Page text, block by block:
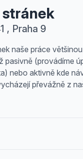
, Praha 9
naše práce většinou
pasivně (provádíme
nebo aktivně kde
převážně z